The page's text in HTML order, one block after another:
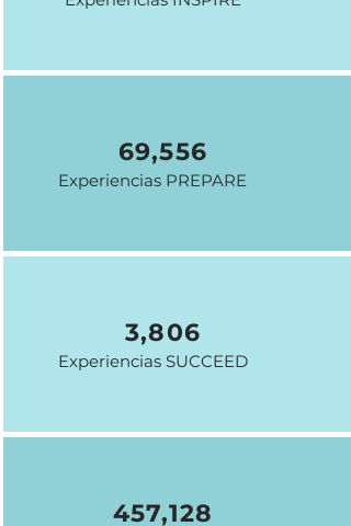
69,556
Experiencias PREPARE
3,806
Experiencias SUCCEED
457,128